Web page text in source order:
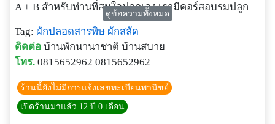
A + B สำหรับท่านที่สนใจปลูกเอง เรามีคอร์สอบรมปลูก
ผักไฮโดร จัดอบรมกันทุกเดือน ใครสนใจสามารถติดต่อ
เข้ามาเลยค่ะ รับไม่เกิน 35ท่านต่อคอร์ส ราคา 1,200 บาท
ต่อท่าน (ราคานี้รวมคู่มือปลูกผักไฮโดร กาแฟและอาหาร
กลางวันเรียบร้อยค่ะ)
**มีบริการส่งทางไปรษณีย์ทั่วประเทศนะคะสำหรับ
อุปกรณ์ปลูกผักไฮโดร
***Delivery ถึงบ้านสำหรับผักสลัดสดพร้อมทาน ในพื้นที่
ดูข้อความทั้งหมด
Tag: ผักปลอดสารพิษ ผักสลัด
ติดต่อ บ้านพักนานาชาติ บ้านสบาย
โทร. 0815652962 0815652962
ร้านนี้ยังไม่มีการแจ้งเลขทะเบียนพานิชย์
เปิดร้านมาแล้ว 12 ปี 0 เดือน